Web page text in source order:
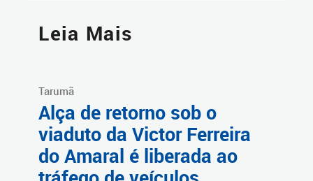
Leia Mais
Tarumã
Alça de retorno sob o
viaduto da Victor Ferreira
do Amaral é liberada ao